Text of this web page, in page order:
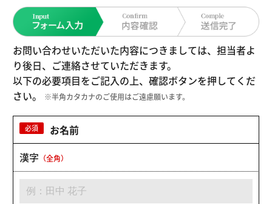
お問い合わせいただいた内容につきましては、担当者よ
り後日、ご連絡させていただきます。
以下の必要項目をご記入の上、確認ボタンを押してくだ
さい。
※半角カタカナのご使用はご遠慮願います。
必須
お名前
漢字 （全角）